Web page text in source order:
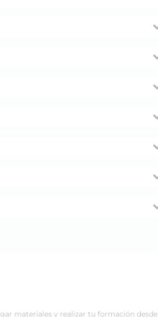
materiales y realizar tu formación desde